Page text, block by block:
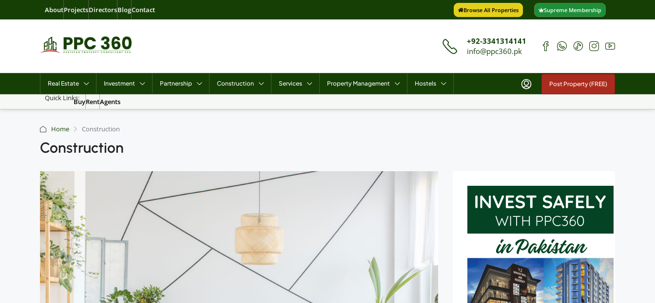
AboutProjectsDirectorsBlogContact Browse All Properties Supreme Membership
+92-3341314141
info@ppc360.pk
Real Estate Investment Partnership Construction Services Property Management Hostels Post Property (FREE)
Quick Links:BuyRentAgents
Home Construction
Construction